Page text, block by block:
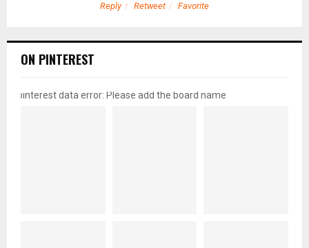
Reply Retweet Favorite
ON PINTEREST
pinterest data error: Please add the board name